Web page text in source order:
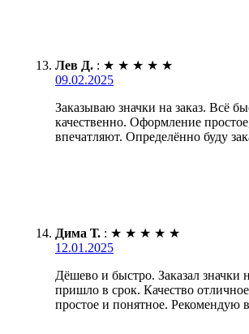
Лев Д. : ★ ★ ★ ★ ★
09.02.2025
Заказываю значки на заказ. Всё
качественно. Оформление
впечатляют. Определённо буду
Дима Т. : ★ ★ ★ ★ ★
12.01.2025
Дёшево и быстро. Заказал значки
пришло в срок. Качество
простое и понятное. Рекомендую